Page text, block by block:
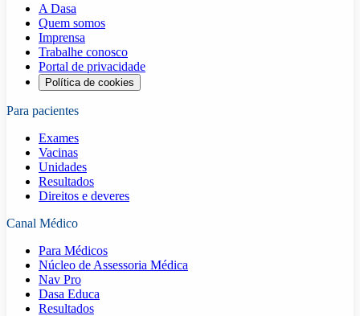
A Dasa
Quem somos
Imprensa
Trabalhe conosco
Portal de privacidade
Política de cookies
Para pacientes
Exames
Vacinas
Unidades
Resultados
Direitos e deveres
Canal Médico
Para Médicos
Núcleo de Assessoria Médica
Nav Pro
Dasa Educa
Resultados